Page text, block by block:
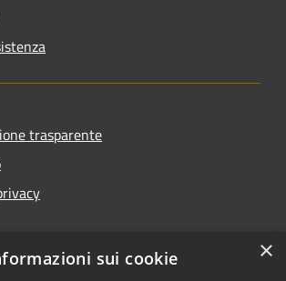
trasparente
di accessibilità
×
sui cookie